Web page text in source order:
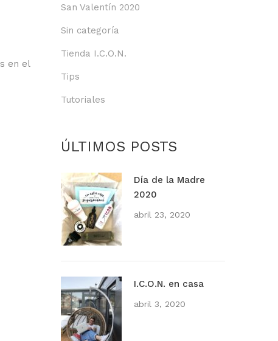
en el
San Valentín 2020
Sin categoría
Tienda I.C.O.N.
Tips
Tutoriales
ÚLTIMOS POSTS
Día de la Madre
2020
abril 23, 2020
I.C.O.N. en casa
abril 3, 2020